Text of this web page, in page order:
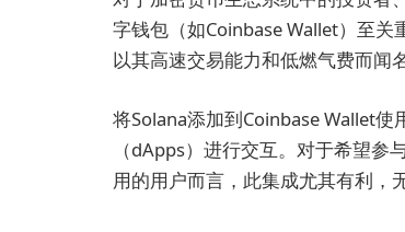
字钱包（如Coinbase Wallet）至
以其高速交易能力和低燃气费而闻
将Solana添加到Coinbase Wallet
（dApps）进行交互。对于希望
用的用户而言，此集成尤其有利，